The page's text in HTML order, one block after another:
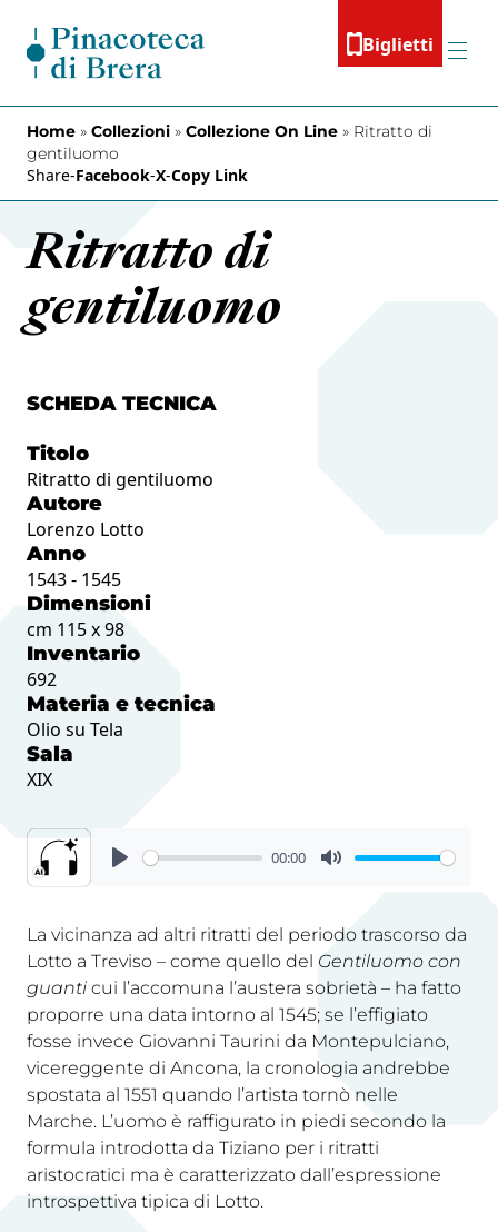
Biglietti
Menu
Home » Collezioni » Collezione On Line » Ritratto di
gentiluomo
Share-Facebook-X-Copy Link
Ritratto di
gentiluomo
SCHEDA TECNICA
Titolo
Ritratto di gentiluomo
Autore
Lorenzo Lotto
Anno
1543 - 1545
Dimensioni
cm 115 x 98
Inventario
692
Materia e tecnica
Olio su Tela
Sala
XIX
00:00
La vicinanza ad altri ritratti del periodo trascorso da
Lotto a Treviso – come quello del Gentiluomo con
guanti cui l’accomuna l’austera sobrietà – ha fatto
proporre una data intorno al 1545; se l’effigiato
fosse invece Giovanni Taurini da Montepulciano,
vicereggente di Ancona, la cronologia andrebbe
spostata al 1551 quando l’artista tornò nelle
Marche. L’uomo è raffigurato in piedi secondo la
formula introdotta da Tiziano per i ritratti
aristocratici ma è caratterizzato dall’espressione
introspettiva tipica di Lotto.